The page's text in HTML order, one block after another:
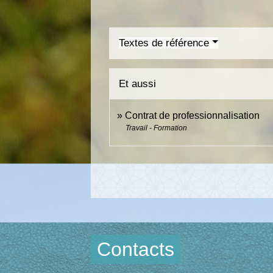
Textes de référence
Et aussi
Contrat de professionnalisation
Travail - Formation
Contacts